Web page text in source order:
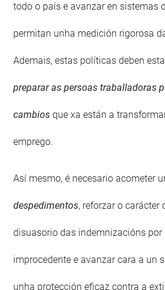
todo o país e avanzar en sistemas
permitan unha medición rigorosa
Ademais, estas políticas deben
preparar as persoas traballadoras
cambios que xa están a
emprego.
Así mesmo, é necesario acometer
despedimentos, reforzar o carácter
disuasorio das indemnizacións por
improcedente e avanzar cara a un
unha protección eficaz contra a